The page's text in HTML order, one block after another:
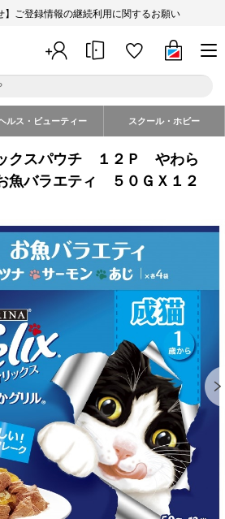
】ご登録情報の継続利用に関するお願い
ルス・ビューティー スクール・ホビー
クスパウチ １２Ｐ やわら
バラエティ ５０ＧＸ１２